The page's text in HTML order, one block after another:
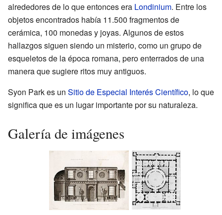
alrededores de lo que entonces era Londinium. Entre los
objetos encontrados había 11.500 fragmentos de
cerámica, 100 monedas y joyas. Algunos de estos
hallazgos siguen siendo un misterio, como un grupo de
esqueletos de la época romana, pero enterrados de una
manera que sugiere ritos muy antiguos.
Syon Park es un Sitio de Especial Interés Científico, lo que
significa que es un lugar importante por su naturaleza.
Galería de imágenes